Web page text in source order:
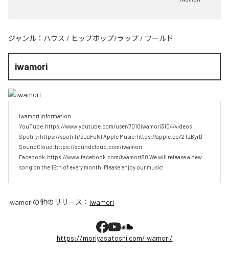
ジャンル： ハウス / ヒップホップ/ラップ / ワールド
iwamori
iwamori information
YouTube:https://www.youtube.com/user/7010iwamori3104/videos
Spotify:https://spoti.fi/2JaFuNl Apple Music:https://apple.co/2TzByrD
SoundCloud:https://soundcloud.com/iwamori
Facebook:https://www.facebook.com/iwamori88 We will release a new
song on the 15th of every month. Please enjoy our music!
iwamoriの他のリリース： iwamori
https://moriyasatoshi.com/iwamori/